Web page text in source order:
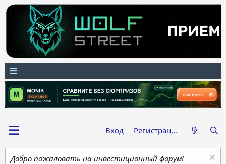
Вход Регистрация
Добро пожаловать на инвестиционный форум!